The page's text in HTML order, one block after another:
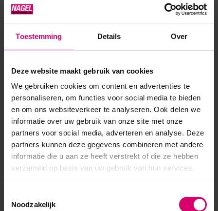
Toestemming Details Over
Deze website maakt gebruik van cookies
We gebruiken cookies om content en advertenties te
personaliseren, om functies voor social media te bieden
en om ons websiteverkeer te analyseren. Ook delen we
informatie over uw gebruik van onze site met onze
partners voor social media, adverteren en analyse. Deze
partners kunnen deze gegevens combineren met andere
informatie die u aan ze heeft verstrekt of die ze hebben
verzameld op basis van uw gebruik van hun services.
Noodzakelijk
nagellak en is intens gepigmenteerd. Hierdoor dekken vrijwel
alle kleuren in één keer. De lak is eenvoudig te ver...
Toon meer
Product specificaties
Artikelnummer 44680
SKU 588084